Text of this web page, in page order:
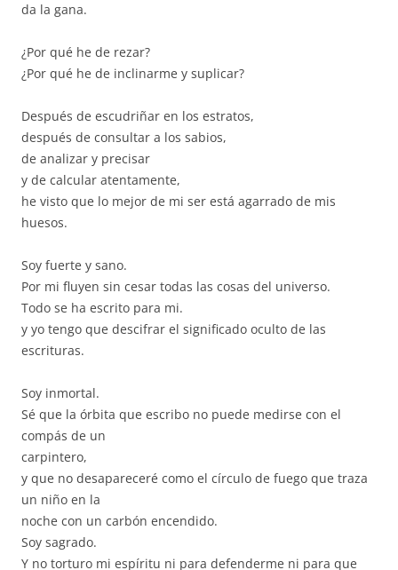
da la gana.
¿Por qué he de rezar?
¿Por qué he de inclinarme y suplicar?
Después de escudriñar en los estratos,
después de consultar a los sabios,
de analizar y precisar
y de calcular atentamente,
he visto que lo mejor de mi ser está agarrado de mis
huesos.
Soy fuerte y sano.
Por mi fluyen sin cesar todas las cosas del universo.
Todo se ha escrito para mi.
y yo tengo que descifrar el significado oculto de las
escrituras.
Soy inmortal.
Sé que la órbita que escribo no puede medirse con el
compás de un
carpintero,
y que no desapareceré como el círculo de fuego que traza
un niño en la
noche con un carbón encendido.
Soy sagrado.
Y no torturo mi espíritu ni para defenderme ni para que